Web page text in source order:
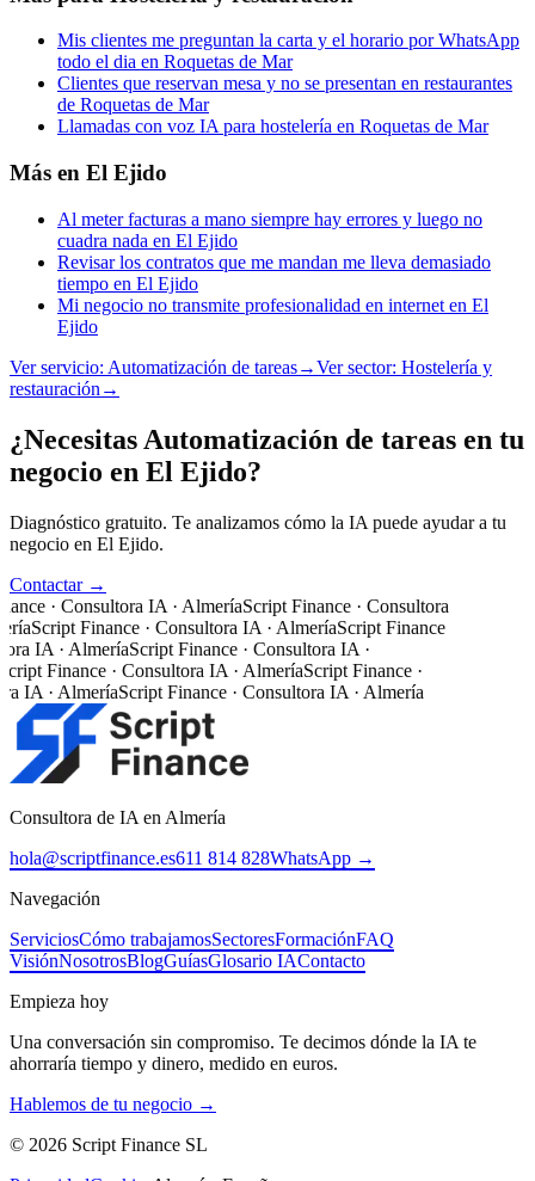
Mis clientes me preguntan la carta y el horario por WhatsApp
todo el dia en Roquetas de Mar
Clientes que reservan mesa y no se presentan en restaurantes
de Roquetas de Mar
Llamadas con voz IA para hostelería en Roquetas de Mar
Más en El Ejido
Al meter facturas a mano siempre hay errores y luego no
cuadra nada en El Ejido
Revisar los contratos que me mandan me lleva demasiado
tiempo en El Ejido
Mi negocio no transmite profesionalidad en internet en El
Ejido
Ver servicio: Automatización de tareas→Ver sector: Hostelería y
restauración →
¿Necesitas Automatización de tareas en tu
negocio en El Ejido?
Diagnóstico gratuito. Te analizamos cómo la IA puede ayudar a tu
negocio en El Ejido.
Contactar →
· Consultora IA · AlmeríaScript Finance · Consultora
Script Finance · Consultora IA · AlmeríaScript Finance
IA · AlmeríaScript Finance · Consultora IA ·
Finance · Consultora IA · AlmeríaScript Finance ·
IA · AlmeríaScript Finance · Consultora IA · Almería
Consultora de IA en Almería
hola@scriptfinance.es611 814 828WhatsApp →
Navegación
ServiciosCómo trabajamosSectoresFormaciónFAQ
VisiónNosotrosBlogGuíasGlosario IAContacto
Empieza hoy
Una conversación sin compromiso. Te decimos dónde la IA te
ahorraría tiempo y dinero, medido en euros.
Hablemos de tu negocio →
© 2026 Script Finance SL